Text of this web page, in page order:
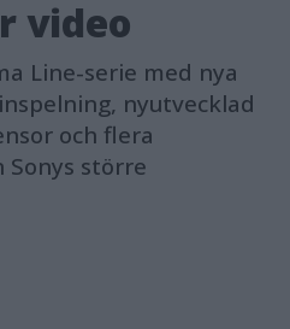
video
Line-serie med nya
nyutvecklad
och flera
större